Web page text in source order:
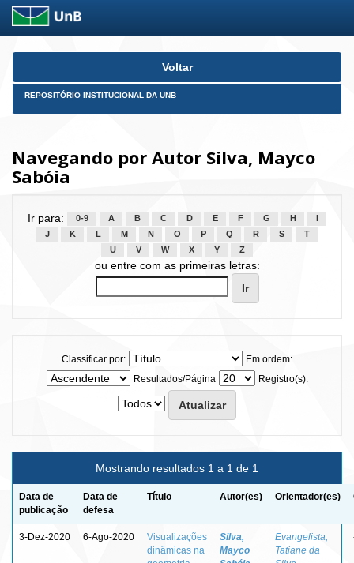
Skip
Voltar
REPOSITÓRIO INSTITUCIONAL DA UNB
Navegando por Autor Silva, Mayco
Sabóia
Ir para: 0-9 A B C D E F G H
J
K L M N O P Q R S
T
U
V W X Y Z
ou entre com as primeiras letras:
Classificar por:
Em ordem:
Resultados/Página
Registro(s):
Mostrando resultados 1 a 1 de 1
Data de
publicação
Data de
defesa
Título Autor(es) Orientador(es)
3-Dez-2020 6-Ago-2020
Visualizações
dinâmicas na
Silva,
Mayco
Evangelista,
Tatiane da